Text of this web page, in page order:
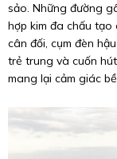
sảo. Những đường
hợp kim đa chấu
cân đối, cụm đèn
trẻ trung và cuốn
mang lại cảm giác